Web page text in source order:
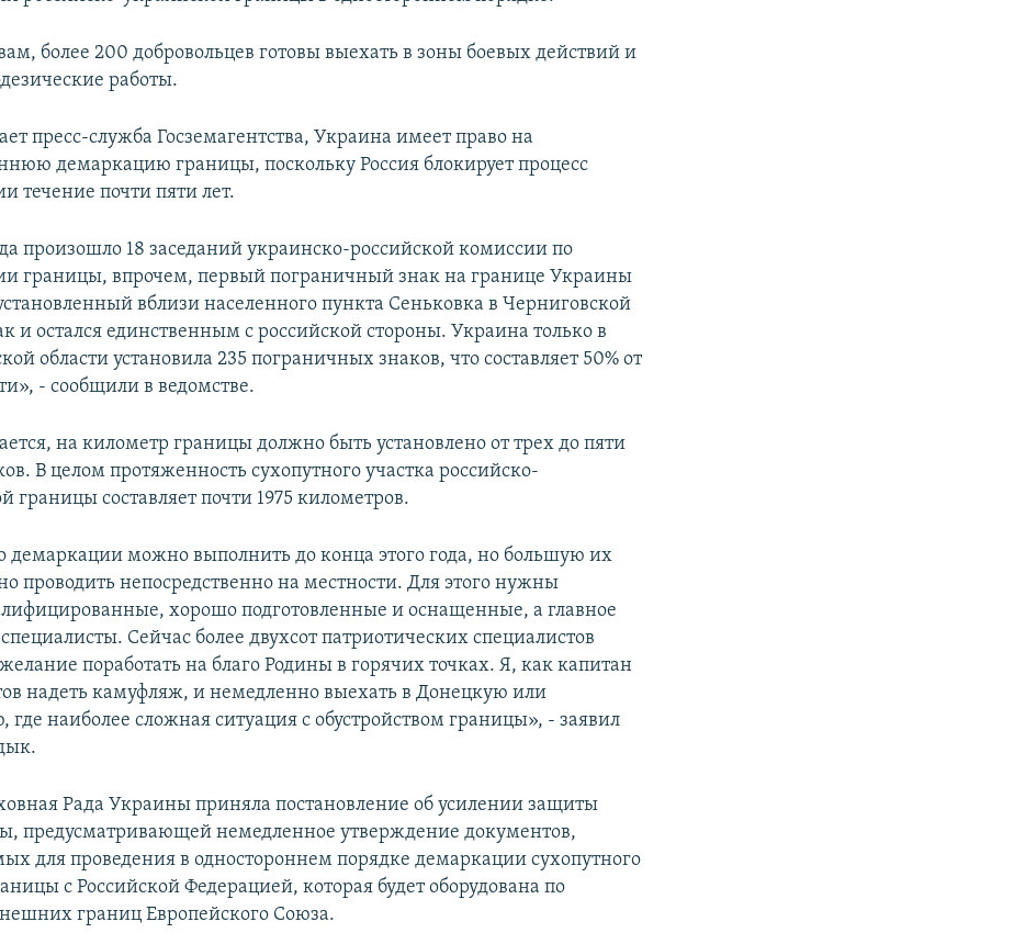
более 200 добровольцев готовы выехать в зоны боевых действий и
работы.
пресс-служба Госземагентства, Украина имеет право на
демаркацию границы, поскольку Россия блокирует процесс
течение почти пяти лет.
произошло 18 заседаний украинско-российской комиссии по
границы, впрочем, первый пограничный знак на границе Украины
вблизи населенного пункта Сеньковка в Черниговской
и остался единственным с российской стороны. Украина только в
области установила 235 пограничных знаков, что составляет 50% от
- сообщили в ведомстве.
на километр границы должно быть установлено от трех до пяти
В целом протяженность сухопутного участка российско-
границы составляет почти 1975 километров.
демаркации можно выполнить до конца этого года, но большую их
проводить непосредственно на местности. Для этого нужны
хорошо подготовленные и оснащенные, а главное
Сейчас более двухсот патриотических специалистов
поработать на благо Родины в горячих точках. Я, как капитан
надеть камуфляж, и немедленно выехать в Донецкую или
где наиболее сложная ситуация с обустройством границы», - заявил
Рада Украины приняла постановление об усилении защиты
предусматривающей немедленное утверждение документов,
для проведения в одностороннем порядке демаркации сухопутного
с Российской Федерацией, которая будет оборудована по
границ Европейского Союза.